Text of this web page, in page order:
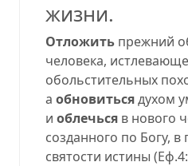
жизни.
Отложить прежний
человека,
обольстительных
а обновитьсядухом
и облечься в нового
созданного по Богу, в
святости истины